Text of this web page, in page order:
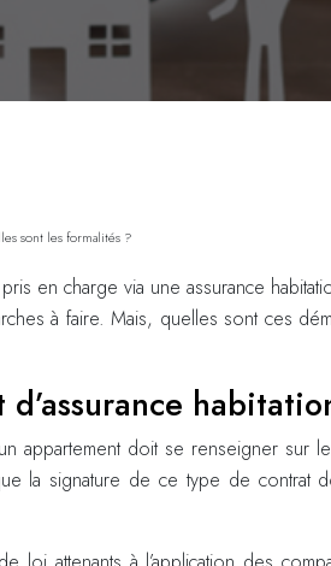
sont les formalités ?
en charge via une assurance
à faire. Mais, quelles sont ces
appartement doit se renseigner
la signature de ce type de